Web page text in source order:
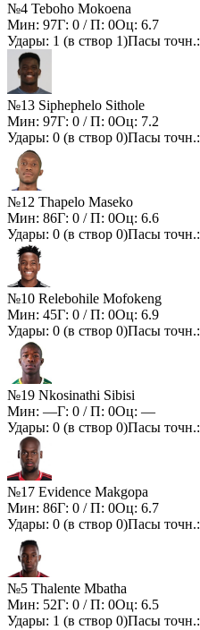
№4 Teboho Mokoena
Мин: 97Г: 0 / П: 0Оц: 6.7
Удары: 1 (в створ 1)Пасы точн.:
№13 Siphephelo Sithole
Мин: 97Г: 0 / П: 0Оц: 7.2
Удары: 0 (в створ 0)Пасы точн.:
№12 Thapelo Maseko
Мин: 86Г: 0 / П: 0Оц: 6.6
Удары: 0 (в створ 0)Пасы точн.:
№10 Relebohile Mofokeng
Мин: 45Г: 0 / П: 0Оц: 6.9
Удары: 0 (в створ 0)Пасы точн.:
№19 Nkosinathi Sibisi
Мин: —Г: 0 / П: 0Оц: —
Удары: 0 (в створ 0)Пасы точн.:
№17 Evidence Makgopa
Мин: 86Г: 0 / П: 0Оц: 6.7
Удары: 0 (в створ 0)Пасы точн.:
№5 Thalente Mbatha
Мин: 52Г: 0 / П: 0Оц: 6.5
Удары: 1 (в створ 0)Пасы точн.: